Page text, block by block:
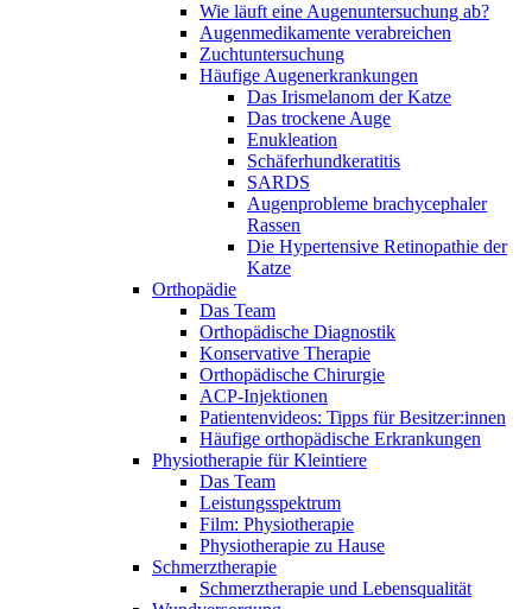
Wie läuft eine Augenuntersuchung ab?
Augenmedikamente verabreichen
Zuchtuntersuchung
Häufige Augenerkrankungen
Das Irismelanom der Katze
Das trockene Auge
Enukleation
Schäferhundkeratitis
SARDS
Augenprobleme brachycephaler
Rassen
Die Hypertensive Retinopathie der
Katze
Orthopädie
Das Team
Orthopädische Diagnostik
Konservative Therapie
Orthopädische Chirurgie
ACP-Injektionen
Patientenvideos: Tipps für Besitzer:innen
Häufige orthopädische Erkrankungen
Physiotherapie für Kleintiere
Das Team
Leistungsspektrum
Film: Physiotherapie
Physiotherapie zu Hause
Schmerztherapie
Schmerztherapie und Lebensqualität